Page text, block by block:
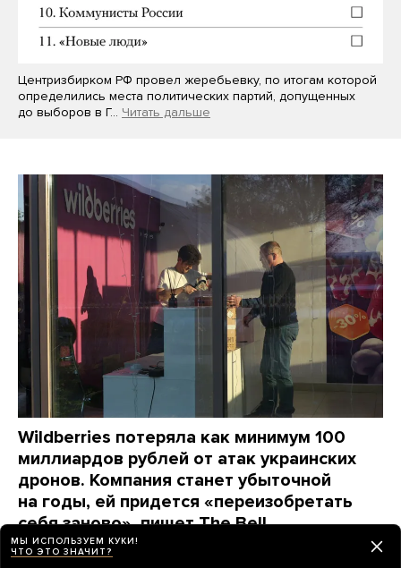
Центризбирком РФ провел жеребьевку, по итогам которой
определились места политических партий, допущенных
до выборов в Г… Читать дальше
Wildberries потеряла как минимум 100
миллиардов рублей от атак украинских
дронов. Компания станет убыточной
на годы, ей придется «переизобретать
себя заново», пишет The Bell
НОВОСТИ день назад
МЫ ИСПОЛЬЗУЕМ КУКИ!
ЧТО ЭТО ЗНАЧИТ?